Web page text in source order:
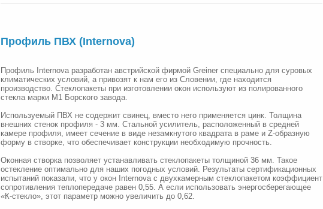
Профиль ПВХ (Internova)
Профиль Internova разработан австрийской фирмой Greiner специально для суровых
климатических условий, а привозят к нам его из Словении, где находится
производство. Стеклопакеты при изготовлении окон используют из полированного
стекла марки М1 Борского завода.
Используемый ПВХ не содержит свинец, вместо него применяется цинк. Толщина
внешних стенок профиля - 3 мм. Стальной усилитель, расположенный в средней
камере профиля, имеет сечение в виде незамкнутого квадрата в раме и Z-образную
форму в створке, что обеспечивает конструкции необходимую прочность.
Оконная створка позволяет устанавливать стеклопакеты толщиной 36 мм. Такое
остекление оптимально для наших погодных условий. Результаты сертификационных
испытаний показали, что у окон Internova c двухкамерным стеклопакетом коэффициент
сопротивления теплопередаче равен 0,55. А если использовать энергосберегающее
«К-стекло», этот параметр можно увеличить до 0,62.